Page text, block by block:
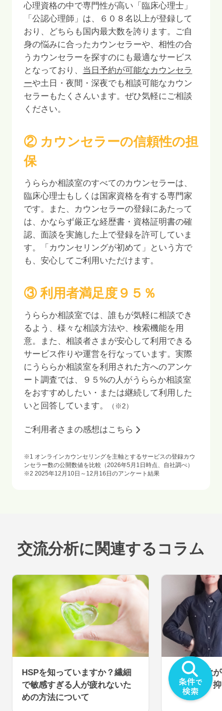
心理資格の中で専門性が高い「臨床心理士」
「公認心理師」は、
６０８ 名以上が登録して
おり、どちらも国内最大数を誇ります。ご自
身の悩みに合ったカウンセラーや、相性の合
うカウンセラーを探すのにも最適なサービス
となっており、 当日予約が可能なカウンセラ
ーや土日・夜間・深夜でも相談可能なカウン
セラーもたくさんいます。ぜひ気軽にご相談
ください。
② カウンセラーの信頼性の担
保
うららか相談室のすべてのカウンセラーは、
臨床心理士もしくは国家資格を有する専門家
です。また、カウンセラーの登録にあたって
は、かならず厳正な経歴書・資格証明書の確
認、面談を実施した上で登録を許可していま
す。「カウンセリングが初めて」という方で
も、安心してご利用いただけます。
③ 利用者満足度９５ ％
うららか相談室では、誰もが気軽に相談でき
るよう、様々な相談方法や、検索機能を用
意。また、相談者さまが安心して利用できる
サービス作りや運営を行なっています。実際
にうららか相談室を利用された方へのアンケ
ート調査では、
９５ %の人がうららか相談室
をおすすめしたい・または継続して利用した
いと回答しています。
（※2）
ご利用者さまの感想はこちら
※1 オンラインカウンセリングを主軸とするサービスの登録カウ
ンセラー数の公開数値を比較（2026年5月1日時点、自社調べ）
※2 2025年12月10日～12月16日 のアンケート結果
交流分析に関連するコラム
HSPを知っていますか？繊細
で敏感すぎる人が疲れないた
めの方法について
自己顕示欲
は？原因、